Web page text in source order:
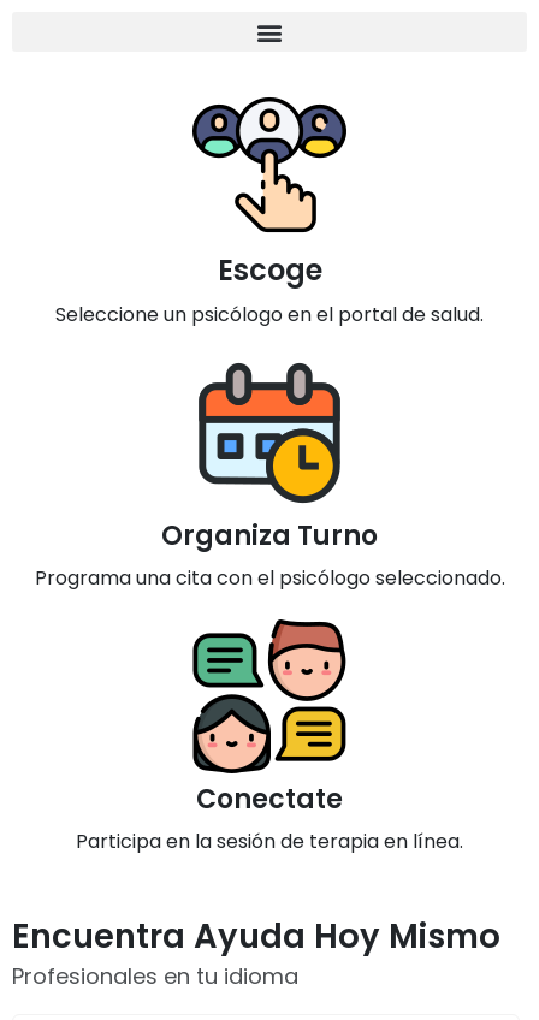
Escoge
Seleccione un psicólogo en el portal de salud.
Organiza Turno
Programa una cita con el psicólogo seleccionado.
Conectate
Participa en la sesión de terapia en línea.
Encuentra Ayuda Hoy Mismo
Profesionales en tu idioma